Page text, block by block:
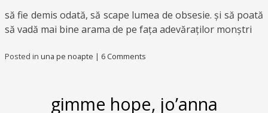
să fie demis odată, să scape lumea de obsesie. și să poată
să vadă mai bine arama de pe fața adevăraților monștri
Posted in una pe noapte | 6 Comments
gimme hope, jo’anna